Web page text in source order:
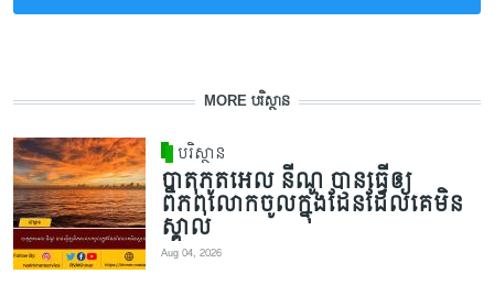
MORE បរិស្ថាន
បរិស្ថាន
បាតុភូតអេល នីណូ បានធ្វើឲ្យ
ពិភពលោកចូលក្នុងដែនដែលគេមិន
ស្គាល់
Aug 04, 2026